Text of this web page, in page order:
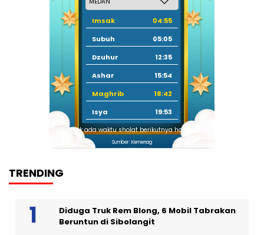
Imsak
04:55
Subuh
05:05
Dzuhur
12:35
Ashar
15:54
Maghrib
18:42
Isya
19:53
Tidak ada waktu sholat berikutnya hari ini.
Sumber: Kemenag
TRENDING
Diduga Truk Rem Blong, 6 Mobil Tabrakan
Beruntun di Sibolangit